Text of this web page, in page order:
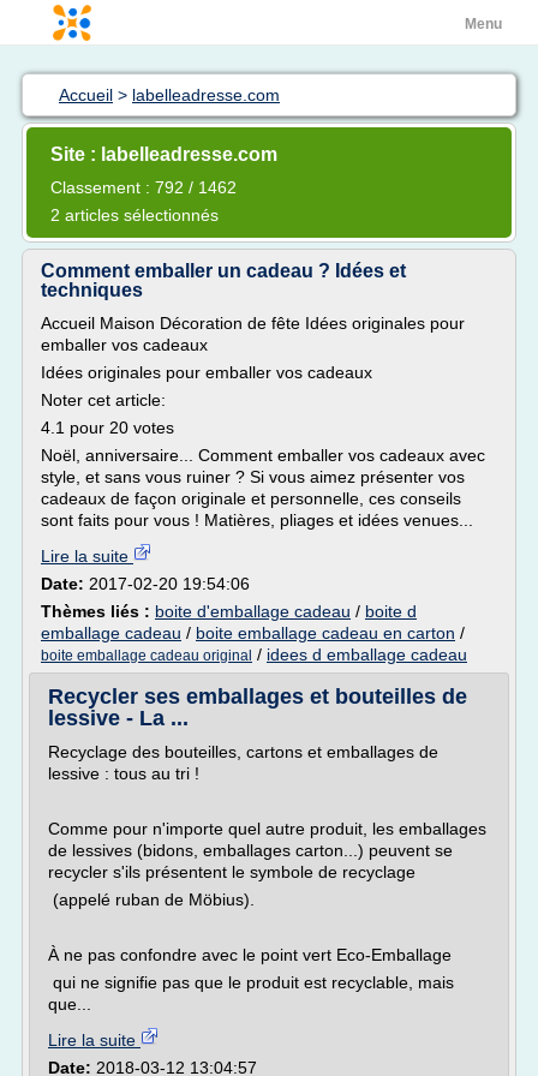
Menu
Accueil > labelleadresse.com
Site : labelleadresse.com
Classement : 792 / 1462
2 articles sélectionnés
Comment emballer un cadeau ? Idées et
techniques
Accueil Maison Décoration de fête Idées originales pour
emballer vos cadeaux
Idées originales pour emballer vos cadeaux
Noter cet article:
4.1 pour 20 votes
Noël, anniversaire... Comment emballer vos cadeaux avec
style, et sans vous ruiner ? Si vous aimez présenter vos
cadeaux de façon originale et personnelle, ces conseils
sont faits pour vous ! Matières, pliages et idées venues...
Lire la suite
Date: 2017-02-20 19:54:06
Thèmes liés : boite d'emballage cadeau / boite d
emballage cadeau / boite emballage cadeau en carton /
boite emballage cadeau original / idees d emballage cadeau
Recycler ses emballages et bouteilles de
lessive - La ...
Recyclage des bouteilles, cartons et emballages de
lessive : tous au tri !
Comme pour n'importe quel autre produit, les emballages
de lessives (bidons, emballages carton...) peuvent se
recycler s'ils présentent le symbole de recyclage
(appelé ruban de Möbius).
À ne pas confondre avec le point vert Eco-Emballage
qui ne signifie pas que le produit est recyclable, mais
que...
Lire la suite
Date: 2018-03-12 13:04:57